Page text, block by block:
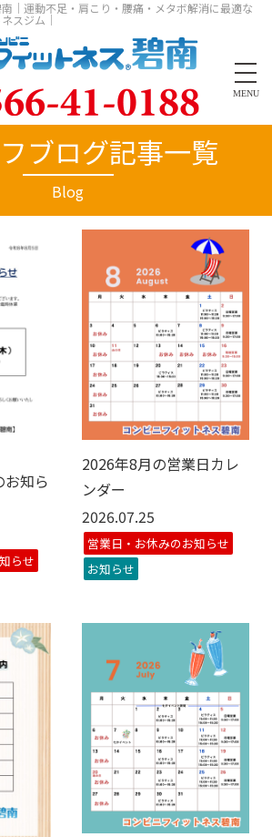
｜運動不足・肩こり・腰痛・メタボ解消に最適な
スジム｜
MENU
ブログ記事一覧
Blog
知ら
らせ
2026年8月の営業日カレ
ンダー
2026.07.25
営業日・お休みのお知らせ
お知らせ